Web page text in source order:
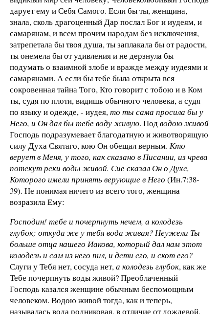
дарует ему и Себя Самого. Если бы ты, женщина,
знала, сколь драгоценный Дар послал Бог и иудеям, и
самарянам, и всем прочим народам без исключения,
затрепетала бы твоя душа, ты заплакала бы от радости,
ты онемела бы от удивления и не дерзнула бы
подумать о взаимной злобе и вражде между иудеями и
самарянами. А если бы тебе была открыта вся
сокровенная тайна Того, Кто говорит с тобою и в Ком
ты, судя по плоти, видишь обычного человека, а судя
по языку и одежде, - иудея,то ты сама просила бы у
Него, и Он дал бы тебе воду живую. Подводою живой
Господь подразумевает благодатную и животворящую
силу Духа Святаго, кою Он обещал верным. Кто
верует в Меня, у того, как сказано в Писании, из чрева
потекут реки воды живой. Сие сказал Он о Духе,
Которого имели принять верующие в Него (Ин.7:38-
39). Не понимая ничего из всего того, женщина
возразила Ему:
Господин! тебе и почерпнуть нечем, а колодезь
глубок; откуда же у тебя вода живая? Неужели Ты
больше отца нашего Иакова, который дал нам этот
колодезь и сам из него пил, и дети его, и скот его?
Слуги у Тебя нет, сосуда нет,а колодезь глубок, как же
Тебе почерпнуть воды живой? Преоблаченный
Господь казался женщине обычным беспомощным
человеком. Водою живой тогда, как и теперь,
называлась вода родниковая, в отличие от дождевой,